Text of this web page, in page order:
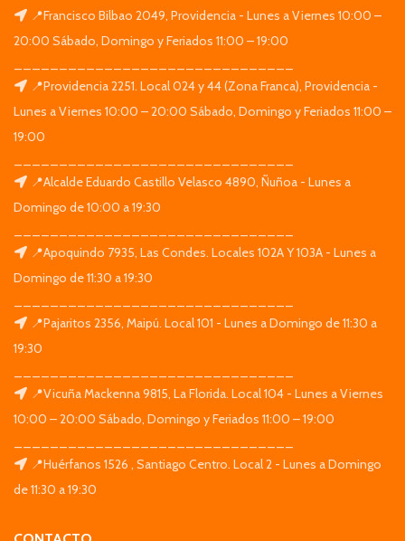
📍Francisco Bilbao 2049, Providencia - Lunes a Viernes 10:00 –
20:00 Sábado, Domingo y Feriados 11:00 – 19:00
📍Providencia 2251. Local 024 y 44 (Zona Franca), Providencia -
Lunes a Viernes 10:00 – 20:00 Sábado, Domingo y Feriados 11:00 –
19:00
📍Alcalde Eduardo Castillo Velasco 4890, Ñuñoa - Lunes a
Domingo de 10:00 a 19:30
📍Apoquindo 7935, Las Condes. Locales 102A Y 103A - Lunes a
Domingo de 11:30 a 19:30
📍Pajaritos 2356, Maipú. Local 101 - Lunes a Domingo de 11:30 a
19:30
📍Vicuña Mackenna 9815, La Florida. Local 104 - Lunes a Viernes
10:00 – 20:00 Sábado, Domingo y Feriados 11:00 – 19:00
📍Huérfanos 1526 , Santiago Centro. Local 2 - Lunes a Domingo
de 11:30 a 19:30